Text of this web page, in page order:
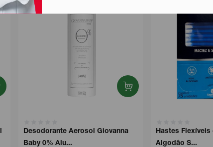
Desodorante Aerosol Giovanna
Baby 0% Alu...
Hastes Flexíveis
Algodão S...